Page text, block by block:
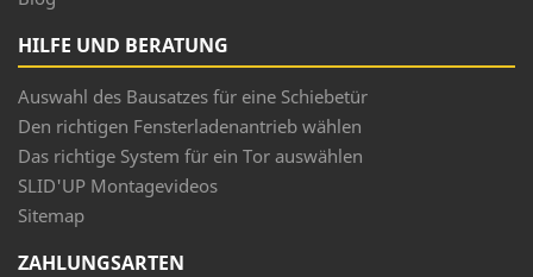
HILFE UND BERATUNG
Auswahl des Bausatzes für eine Schiebetür
Den richtigen Fensterladenantrieb wählen
Das richtige System für ein Tor auswählen
SLID'UP Montagevideos
Sitemap
ZAHLUNGSARTEN